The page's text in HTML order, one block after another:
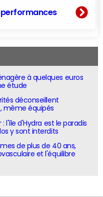
performances
à quelques euros
étude
déconseillent
même équipés
l'île d'Hydra est le paradis
y sont interdits
de plus de 40 ans,
et l'équilibre